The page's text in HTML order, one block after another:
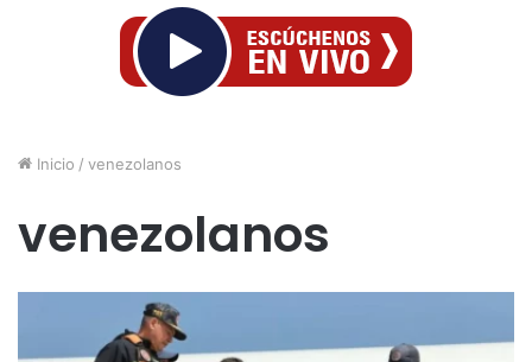
Inicio / venezolanos
venezolanos